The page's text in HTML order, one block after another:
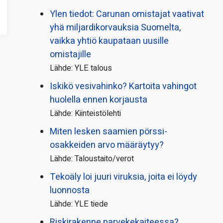
Ylen tiedot: Carunan omistajat vaativat
yhä miljardi­korvauksia Suomelta,
vaikka yhtiö kaupataan uusille
omistajille
Lähde: YLE talous
Iskikö vesivahinko? Kartoita vahingot
huolella ennen korjausta
Lähde: Kiinteistölehti
Miten lesken saamien pörssi­
osakkeiden arvo määräytyy?
Lähde: Taloustaito/verot
Tekoäly loi juuri viruksia, joita ei löydy
luonnosta
Lähde: YLE tiede